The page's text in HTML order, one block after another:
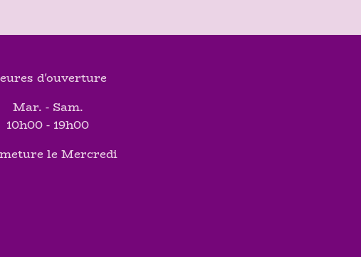
d'ouverture
Mar. - Sam.
10h00 - 19h00
le Mercredi